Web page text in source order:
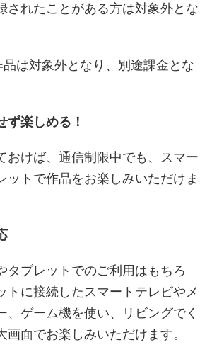
されたことがある方は対象外とな
は対象外となり、別途課金とな
ず楽しめる！
おけば、通信制限中でも、スマー
ットで作品をお楽しみいただけま
タブレットでのご利用はもちろ
トに接続したスマートテレビやメ
、ゲーム機を使い、リビングでく
画面でお楽しみいただけます。